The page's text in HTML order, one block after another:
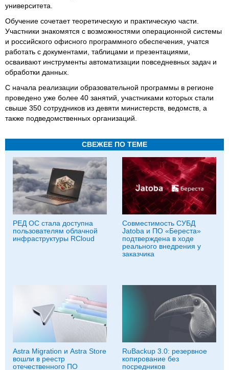
университета.
Обучение сочетает теоретическую и практическую части.
Участники знакомятся с возможностями операционной системы
и российского офисного программного обеспечения, учатся
работать с документами, таблицами и презентациями,
осваивают инструменты автоматизации повседневных задач и
обработки данных.
С начала реализации образовательной программы в регионе
проведено уже более 40 занятий, участниками которых стали
свыше 350 сотрудников из девяти министерств, ведомств, а
также подведомственных организаций.
СВЕЖЕЕ ПО ТЕМЕ
РЕД ОС стала доступна
пользователям облачной
инфраструктуры RCloud
Совместимость СУБД
Jatoba и ПО «Береста»
подтверждена в ходе
реального внедрения у
заказчика
Astra Migration и Astra Store
вошли в реестр
отечественного ПО
RuBackup 3.0: резервное
копирование без
посредников